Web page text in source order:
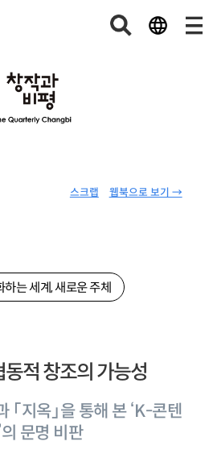
웹북으로 보기 →
스크랩
하는 세계, 새로운 주체
동적 창조의 가능성
「지옥」을 통해 본 ‘K-콘텐
의 문명 비판